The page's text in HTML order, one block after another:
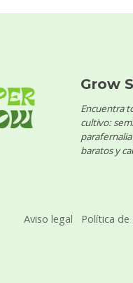
Grow
Encuentra
cultivo:
baratos y
Aviso legal Política de